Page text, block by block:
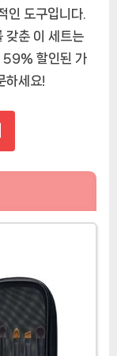
인 도구입니다.
갖춘 이 세트는
59% 할인된 가
하세요!